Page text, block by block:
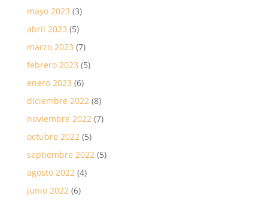
mayo 2023 (3)
abril 2023 (5)
marzo 2023 (7)
febrero 2023 (5)
enero 2023 (6)
diciembre 2022(8)
noviembre 2022(7)
octubre 2022(5)
septiembre 2022(5)
agosto 2022(4)
junio 2022(6)